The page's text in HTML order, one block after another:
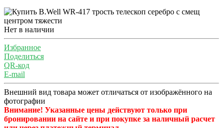
Нет в наличии
Избранное
Поделиться
QR-код
E-mail
Внешний вид товара может отличаться от изображённого на
фотографии
Внимание! Указанные цены действуют только при
бронировании на сайте и при покупке за наличный расчет